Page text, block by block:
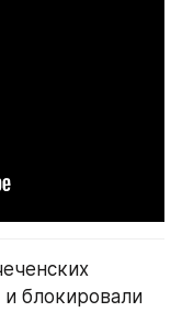
блокировали